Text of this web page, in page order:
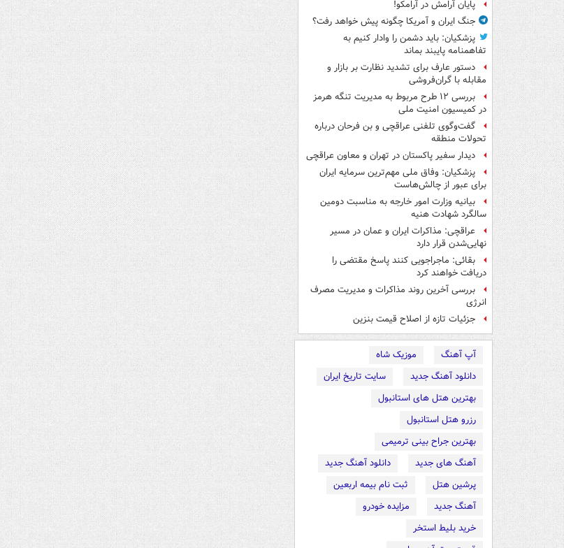
پایان آرامش در آرامکو!
جنگ ایران و آمریکا چگونه پیش خواهد رفت؟
پزشکیان: باید دشمن را وادار کنیم به
تفاهم‎نامه پایبند بماند
دستور عارف برای تشدید نظارت بر بازار و
مقابله با گران‌فروشی
بررسی ۱۲ طرح مربوط به مدیریت تنگه هرمز
در کمیسیون امنیت ملی
گفت‌وگوی تلفنی عراقچی و بن فرحان درباره
تحولات منطقه
دیدار سفیر پاکستان در تهران و معاون عراقچی
پزشکیان: وفاق ملی مهم‌ترین سرمایه ایران
برای عبور از چالش‌هاست
بیانیه وزارت امور خارجه به مناسبت دومین
سالگرد شهادت هنیه
عراقچی: مذاکرات ایران و عمان در مسیر
نهایی‌شدن قرار دارد
بقائی: ماجراجویی کنند پاسخ مقتضی را
دریافت خواهند کرد
بررسی آخرین روند مذاکرات و مدیریت مصرف
انرژی
جزئیات تازه از اصلاح قیمت بنزین
آپ آهنگ
موزیک شاه
دانلود آهنگ جدید
سایت تاریخ ایران
بهترین هتل های استانبول
رزرو هتل استانبول
بهترین جراح بینی ترمیمی
آهنگ های جدید
دانلود آهنگ جدید
پرشین هتل
ثبت نام بیمه اربعین
آهنگ جدید
مزایده خودرو
خرید بلیط استخر